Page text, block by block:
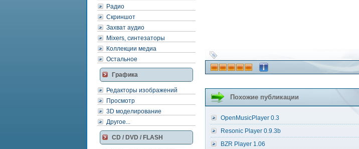
Радио
Скриншот
Захват аудио
Mixers, синтезаторы
Коллекции медиа
Остальное
Графика
Редакторы изображений
Просмотр
3D моделирование
Другое...
CD / DVD / FLASH
Похожие публикации
OpenMusicPlayer 0.3
Resonic Player 0.9.3b
BZR Player 1.06